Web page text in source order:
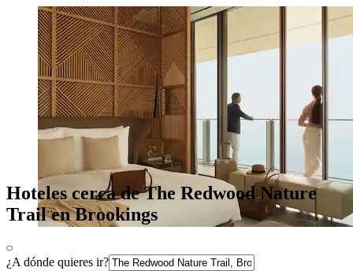
Hoteles cerca de The Redwood Nature
Trail en Brookings
¿A dónde quieres ir?